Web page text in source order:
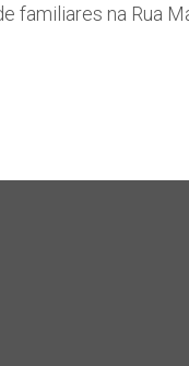
familiares na Rua